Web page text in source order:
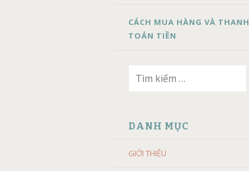
CÁCH MUA HÀNG VÀ THANH
TOÁN TIỀN
DANH MỤC
GIỚI THIỆU